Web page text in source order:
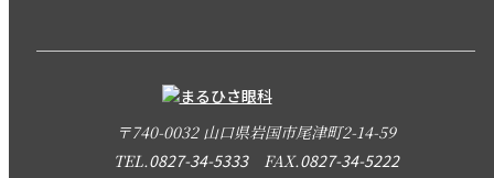
〒740-0032 山口県岩国市尾津町2-14-59
TEL.0827-34-5333 FAX.0827-34-5222